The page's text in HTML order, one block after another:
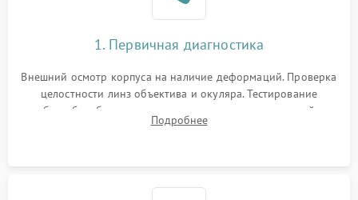
1000 ₽
защиты от перегрева
Поломка системы защиты
1000 ₽
1. Первичная диагностика
Внешний осмотр корпуса на наличие деформаций. Проверка
целостности линз объектива и окуляра. Тестирование
работы барабанчиков ввода поправок, кольца отстройки
параллакса и зума. Выявление сколов, внутренних
Подробнее